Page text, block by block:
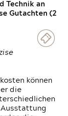
Technik an
Gutachten (2
können
die
Ausstattung